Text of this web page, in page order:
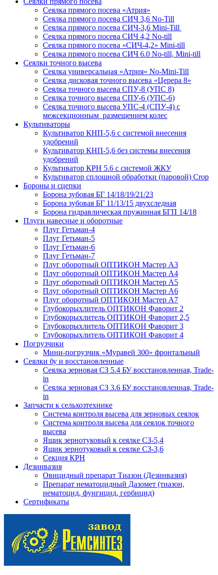
Сеялка прямого посева «Атрия»
Сеялка прямого посева СИЧ 3,6 No-Till
Сеялка прямого посева СИЧ-3,6 Mini-Till
Сеялка прямого посева СИЧ 4,2 No-till
Сеялка прямого посева «СИЧ-4,2» Mini-till
Сеялка прямого посева СИЧ 6.0 No-till, Mini-till
Сеялки точного высева
Сеялка универсальная «Атрия» No-Mini-Till
Сеялка дисковая точного высева «Церера 8»
Сеялка точного высева СПУ-8 (УПС 8)
Сеялка точного высева СПУ-6 (УПС-6)
Сеялка точного высева УПС-4 (СПУ-4) с
межсекционным размещением колес
Культиваторы
Культиватор КНП-5,6 с системой внесения
удобрений
Культиватор КНП-5,6 без системы внесения
удобрений
Культиватор КРН 5.6 с системой ЖКУ
Культиватор сплошной обработки (паровой) Crop
Бороны и сцепки
Борона зубовая БГ 14/18/19/21/23
Борона зубовая БГ 11/13/15 двухследная
Борона гидравлическая пружинная БГП 14/18
Плуги навесные и оборотные
Плуг Гетьман-4
Плуг Гетьман-5
Плуг Гетьман-6
Плуг Гетьман-7
Плуг оборотный ОПТИКОН Мастер А3
Плуг оборотный ОПТИКОН Мастер А4
Плуг оборотный ОПТИКОН Мастер А5
Плуг оборотный ОПТИКОН Мастер А6
Плуг оборотный ОПТИКОН Мастер А7
Глубокорыхлитель ОПТИКОН Фаворит 2
Глубокорыхлитель ОПТИКОН Фаворит 2,5
Глубокорыхлитель ОПТИКОН Фаворит 3
Глубокорыхлитель ОПТИКОН Фаворит 4
Погрузчики
Мини-погрузчик «Муравей 300» фронтальный
Сеялки бу и восстановленные
Сеялка зерновая СЗ 5.4 БУ восстановленная, Trade-
in
Сеялка зерновая СЗ 3.6 БУ восстановленная, Trade-
in
Запчасти к сельхозтехнике
Система контроля высева для зерновых сеялок
Система контроля высева для сеялок точного
высева
Ящик зернотуковый к сеялке СЗ-5,4
Ящик зернотуковый к сеялке СЗ-3,6
Секция КРН
Дезинвазия
Овицидный препарат Тиазон (Дезинвазия)
Препарат нематоцидный Дазомет (тиазон,
нематоцид, фунгицид, гербицид)
Сертификаты